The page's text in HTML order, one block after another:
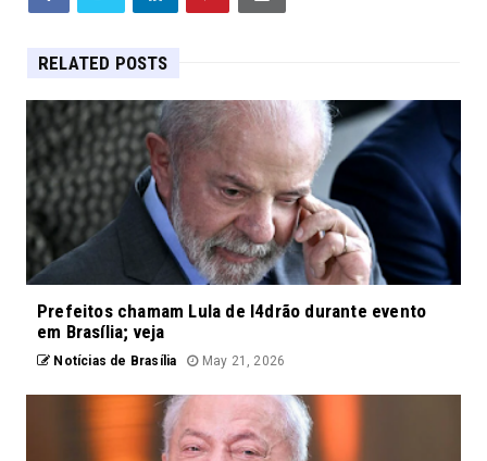
RELATED POSTS
Prefeitos chamam Lula de l4drão durante evento
em Brasília; veja
Notícias de Brasília May 21, 2026